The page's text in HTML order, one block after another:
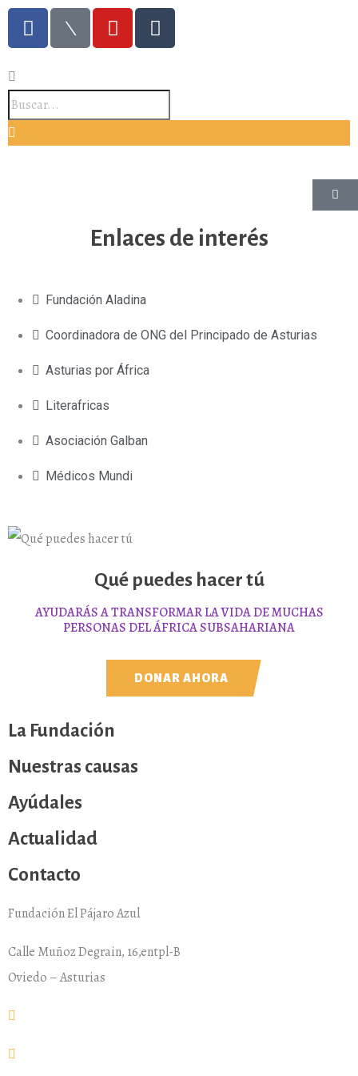
Enlaces de interés
Fundación Aladina
Coordinadora de ONG del Principado de Asturias
Asturias por África
Literafricas
Asociación Galban
Médicos Mundi
Qué puedes hacer tú
AYUDARÁS A TRANSFORMAR LA VIDA DE MUCHAS
PERSONAS DEL ÁFRICA SUBSAHARIANA
DONAR AHORA
La Fundación
Nuestras causas
Ayúdales
Actualidad
Contacto
Fundación El Pájaro Azul
Calle Muñoz Degrain, 16,entpl-B
Oviedo – Asturias